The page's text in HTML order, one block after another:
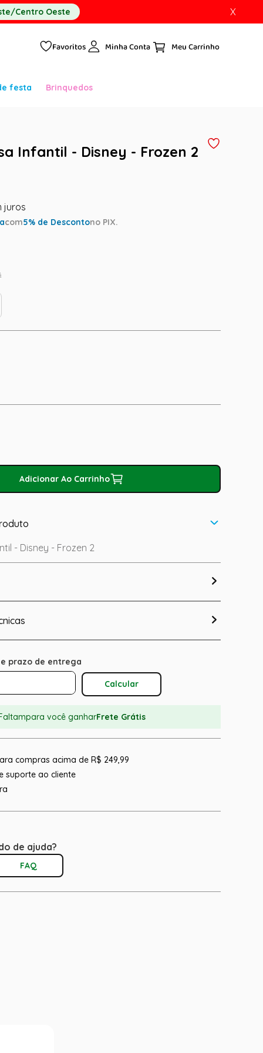
Centro Oeste X
Favoritos Minha Conta
festa Brinquedos
Infantil - Disney - Frozen 2
com5% de Descontono PIX.
Adicionar Ao Carrinho
- Disney - Frozen 2
Calcular O Frete
para você ganharFrete Grátis
compras acima de R$ 249,99
suporte ao cliente
de ajuda?
FAQ